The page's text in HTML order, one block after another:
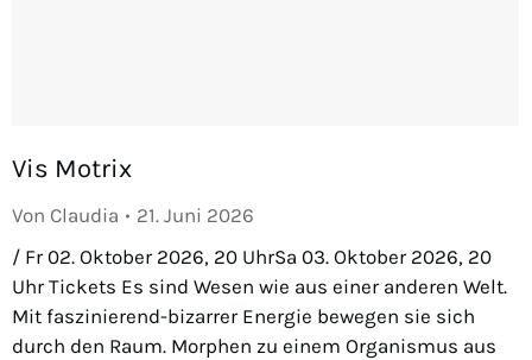
Vis Motrix
Von Claudia
21. Juni 2026
/ Fr 02. Oktober 2026, 20 UhrSa 03. Oktober 2026, 20
Uhr Tickets Es sind Wesen wie aus einer anderen Welt.
Mit faszinierend-bizarrer Energie bewegen sie sich
durch den Raum. Morphen zu einem Organismus aus